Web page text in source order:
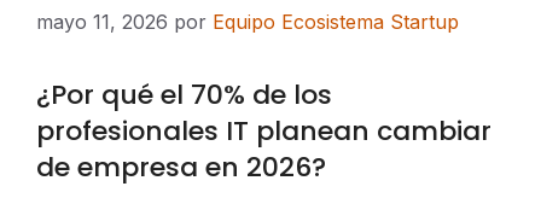
mayo 11, 2026 por Equipo Ecosistema Startup
¿Por qué el 70% de los
profesionales IT planean cambiar
de empresa en 2026?